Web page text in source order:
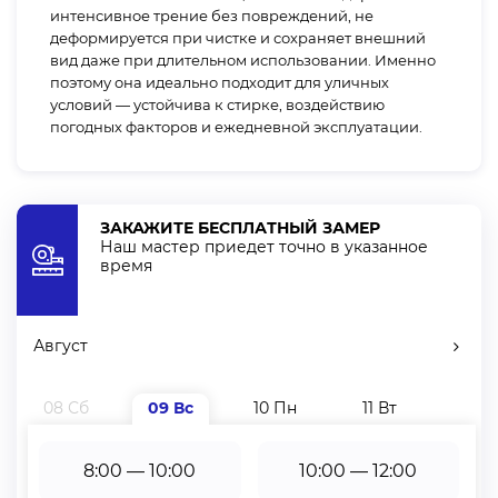
Полотно уличной шторы плотное и изготовлено из
синтетических волокон. Не пропускает солнечный
свет, поглощает шум и ветер.
Шторы уличные: особенности замера и монтажа
процесс несложный, но требующий концентрации,
понимания определенных особенностей и внимания.
Этапы зависят от выбранного типа штор, метода
террасы/балкона.
Вы можете выполнить эти процессы самостоятельно
Наш специалист произведет все необходимые замеры
города в удобное для вас время. Вы можете заказать
интенсивное трение без повреждений, не
деформируется при чистке и сохраняет внешний
вид даже при длительном использовании. Именно
поэтому она идеально подходит для уличных
условий — устойчива к стирке, воздействию
погодных факторов и ежедневной эксплуатации.
ЗАКАЖИТЕ БЕСПЛАТНЫЙ ЗАМЕР
Наш мастер приедет точно в указанное
время
Август
08 Сб 09 Вс 10 Пн 11 Вт
8:00 — 10:00 10:00 — 12:00